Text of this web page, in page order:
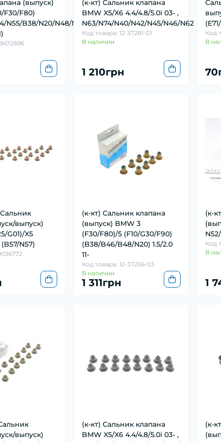
(выпуск)
F30/F80)
N55/B38/N20/N48/N26
(к-кт) Сальник клапана
BMW X5/X6 4.4/4.8/5.0i 03- ,
N63/N74/N40/N42/N45/N46/N62
Код товара: 12-37281-01
В наличии
1 210грн
Код
В
выпуск)
G01)/X5
(B57/N57)
(к-кт) Сальник клапана
(выпуск) BMW 3
(F30/F80)/5 (F10/G30/F90)
(B38/B46/B48/N20) 1.5/2.0
11-
Код товара: 12-37256-03
В наличии
1 311грн
(к-
Код
В
1
выпуск)
(к-кт) Сальник клапана
BMW X5/X6 4.4/4.8/5.0i 03- ,
(к-